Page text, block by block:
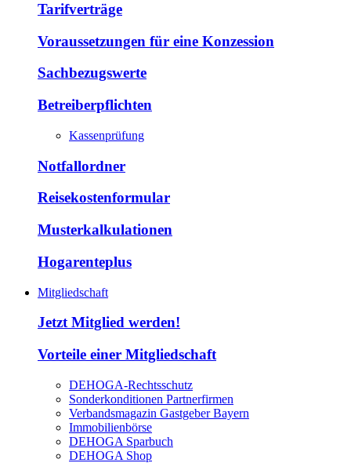
Tarifverträge
Voraussetzungen für eine Konzession
Sachbezugswerte
Betreiberpflichten
Kassenprüfung
Notfallordner
Reisekostenformular
Musterkalkulationen
Hogarenteplus
Mitgliedschaft
Jetzt Mitglied werden!
Vorteile einer Mitgliedschaft
DEHOGA-Rechtsschutz
Sonderkonditionen Partnerfirmen
Verbandsmagazin Gastgeber Bayern
Immobilienbörse
DEHOGA Sparbuch
DEHOGA Shop